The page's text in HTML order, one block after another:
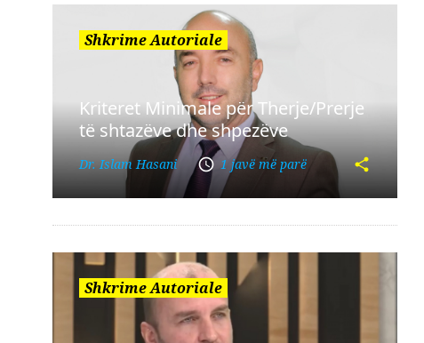
Shkrime Autoriale
Kriteret Minimale për Therje/Prerje
të shtazëve dhe shpezëve
Dr. Islam Hasani 1 javë më parë
Shkrime Autoriale